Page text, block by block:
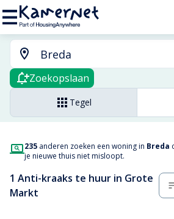
Zoekopslaan
Tegel
235 anderen zoeken een woning in Breda
je nieuwe thuis niet misloopt.
1 Anti-kraaks te huur in Grote
Markt